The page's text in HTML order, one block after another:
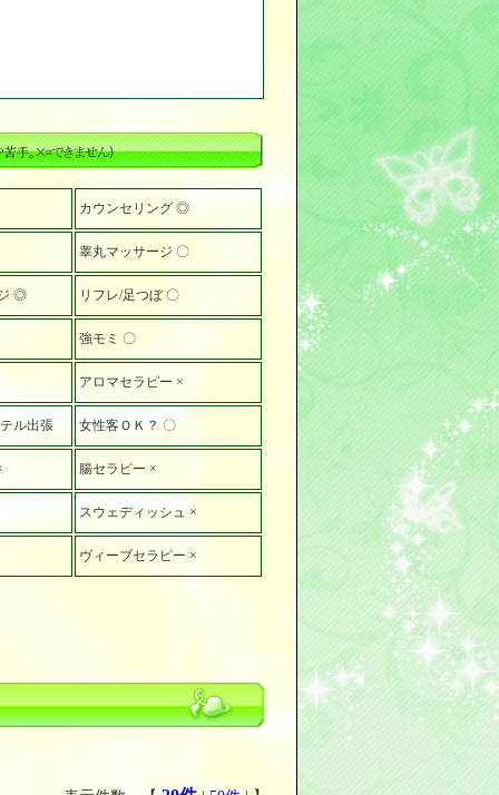
カウンセリング ◎
睾丸マッサージ 〇
◎ リフレ/足つぼ 〇
強モミ 〇
アロマセラピー ×
ル出張 女性客ＯＫ？ 〇
腸セラピー ×
スウェディッシュ ×
ヴィーブセラピー ×